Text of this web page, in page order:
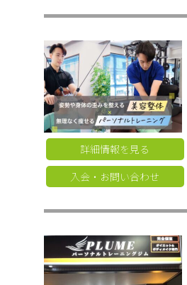
詳細情報を見る
入会・お問い合わせ